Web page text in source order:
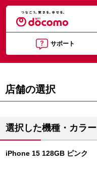
サポート
店舗の選択
選択した機種・カラー
iPhone 15 128GB ピンク